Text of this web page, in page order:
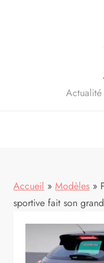
Actualité
Accueil » Modèles »
sportive fait son